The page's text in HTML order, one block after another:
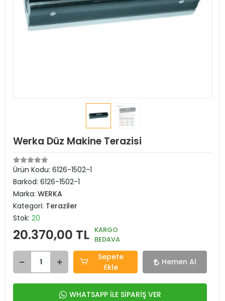
Werka Düz Makine Terazisi
Ürün Kodu: 6126-1502-1
Barkod: 6126-1502-1
Marka: WERKA
Kategori: Teraziler
Stok: 20
20.370,00 TL KARGO
BEDAVA
Sepete
Ekle
Hemen Al
WHATSAPP İLE SİPARİŞ VER